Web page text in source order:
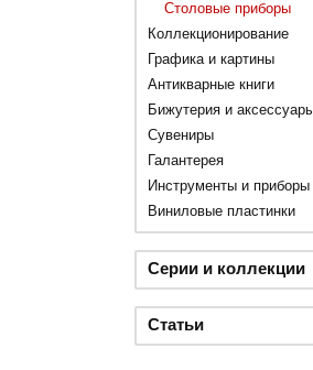
Столовые приборы
Коллекционирование
Графика и картины
Антикварные книги
Бижутерия и
Сувениры
Галантерея
Инструменты и приборы
Виниловые пластинки
Серии и коллекции
Статьи